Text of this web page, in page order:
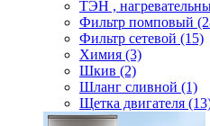
ТЭН ,
Фильтр помповый
Фильтр сетевой (15)
Химия (3)
Шкив (2)
Шланг сливной (1)
Щетка двигателя